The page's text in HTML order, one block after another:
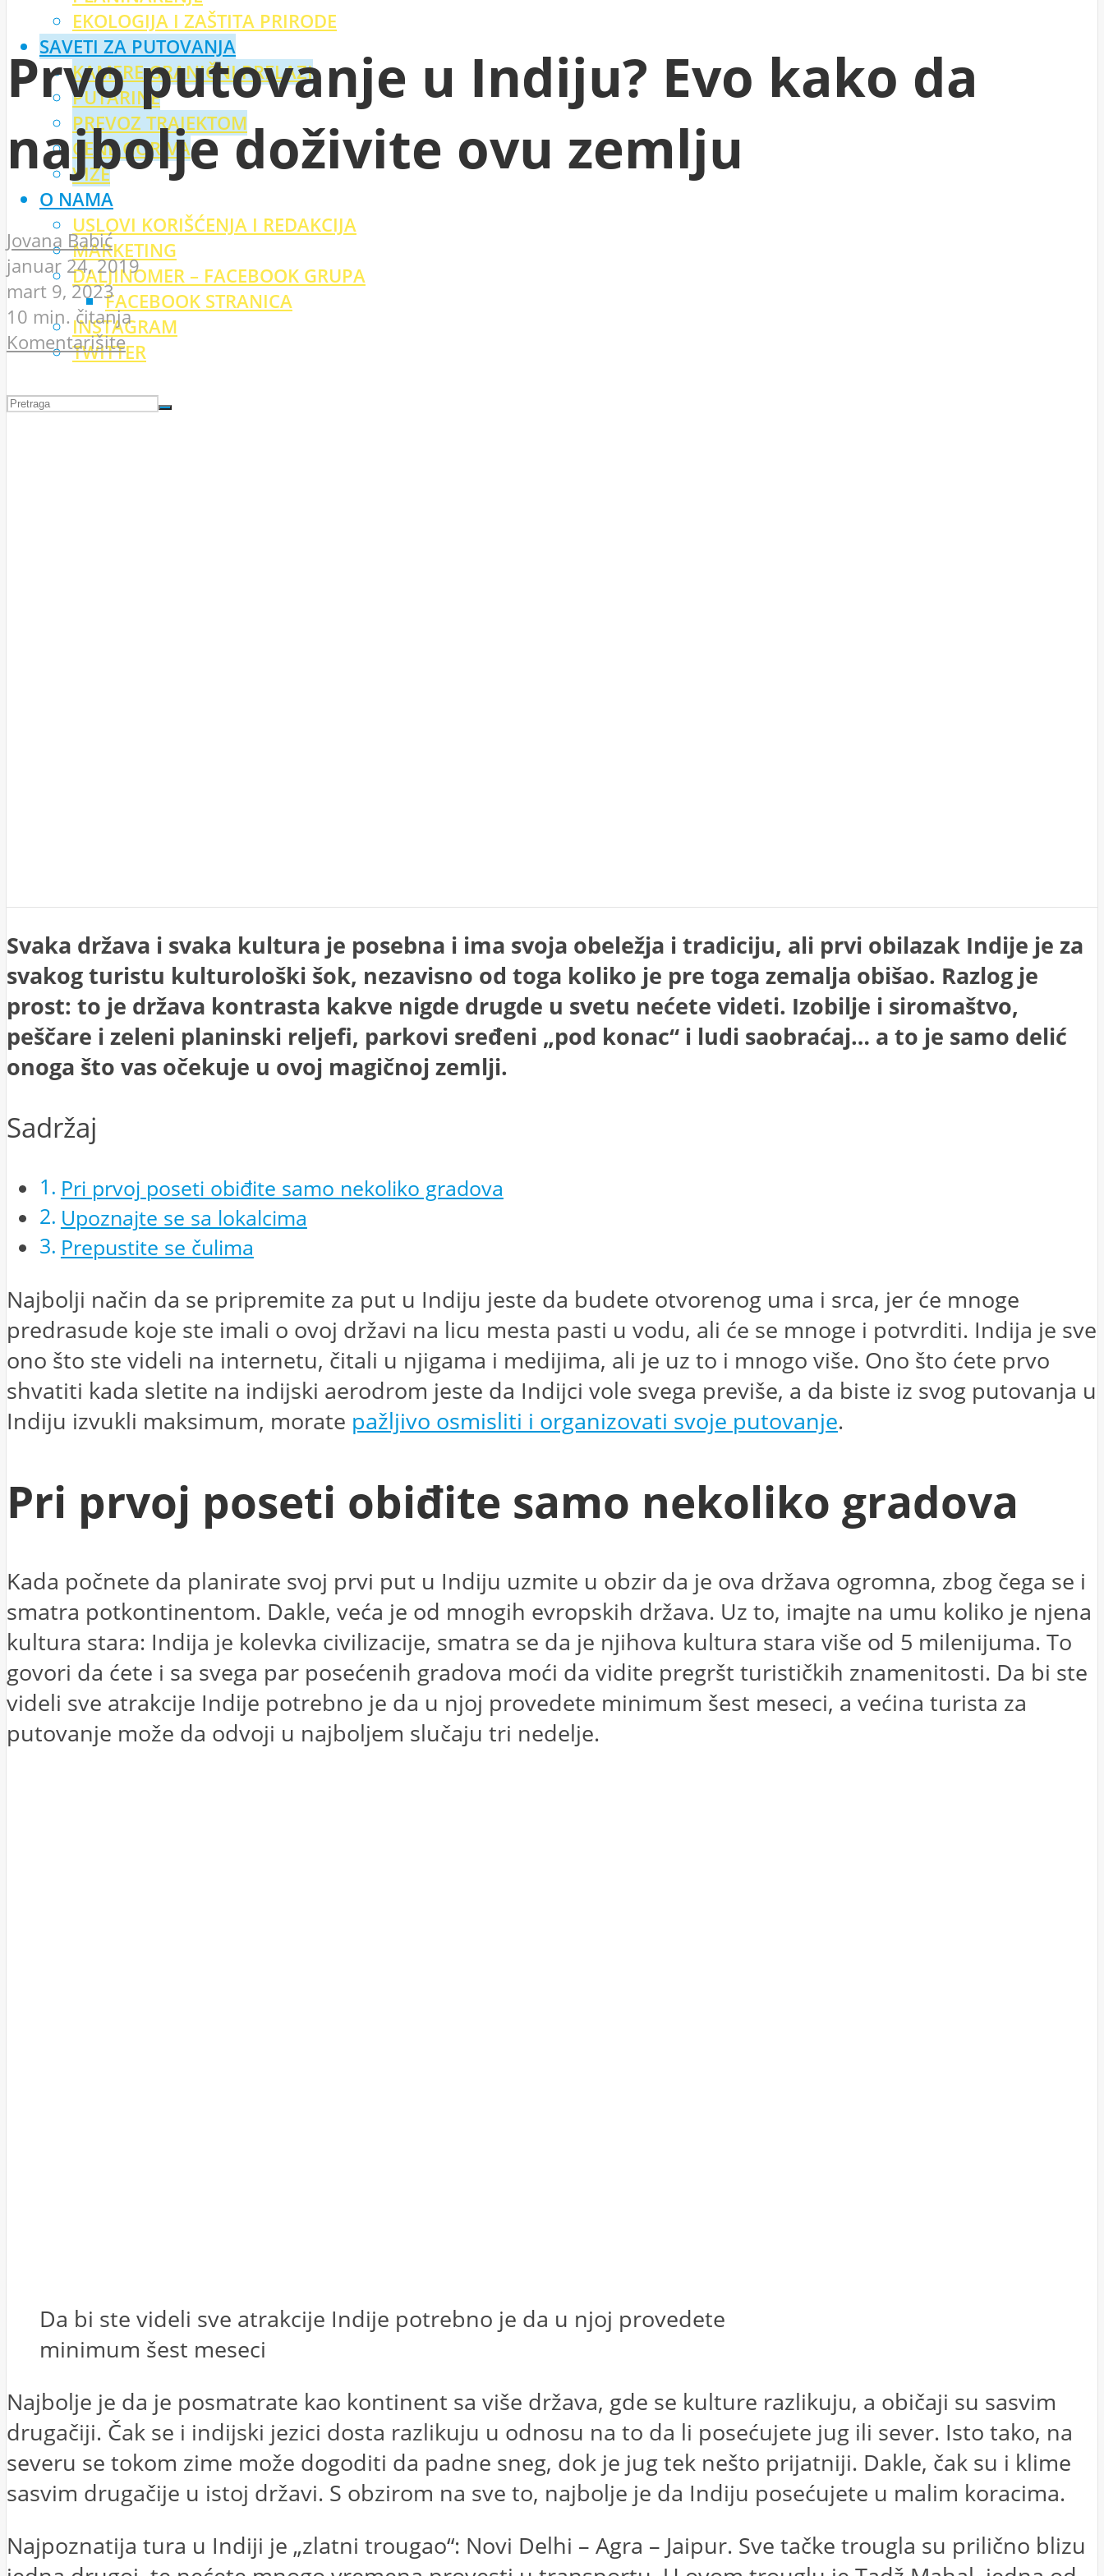
EKOLOGIJA I ZAŠTITA PRIRODE
SAVETI ZA PUTOVANJA
KAMERE GRANIČNI PRELAZI
PUTARINE
PREVOZ TRAJEKTOM
CENE GORIVA
VIZE
O NAMA
USLOVI KORIŠĆENJA I REDAKCIJA
MARKETING
DALJINOMER – FACEBOOK GRUPA
FACEBOOK STRANICA
INSTAGRAM
TWITTER
Prvo putovanje u Indiju? Evo kako da
najbolje doživite ovu zemlju
Jovana Babić
januar 24, 2019
mart 9, 2023
10 min. čitanja
Komentarišite
Svaka država i svaka kultura je posebna i ima svoja obeležja i tradiciju, ali prvi obilazak Indije je za
svakog turistu kulturološki šok, nezavisno od toga koliko je pre toga zemalja obišao. Razlog je
prost: to je država kontrasta kakve nigde drugde u svetu nećete videti. Izobilje i siromaštvo,
peščare i zeleni planinski reljefi, parkovi sređeni „pod konac“ i ludi saobraćaj… a to je samo delić
onoga što vas očekuje u ovoj magičnoj zemlji.
Sadržaj
Pri prvoj poseti obiđite samo nekoliko gradova
Upoznajte se sa lokalcima
Prepustite se čulima
Najbolji način da se pripremite za put u Indiju jeste da budete otvorenog uma i srca, jer će mnoge
predrasude koje ste imali o ovoj državi na licu mesta pasti u vodu, ali će se mnoge i potvrditi. Indija je sve
ono što ste videli na internetu, čitali u njigama i medijima, ali je uz to i mnogo više. Ono što ćete prvo
shvatiti kada sletite na indijski aerodrom jeste da Indijci vole svega previše, a da biste iz svog putovanja u
Indiju izvukli maksimum, morate pažljivo osmisliti i organizovati svoje putovanje.
Pri prvoj poseti obiđite samo nekoliko gradova
Kada počnete da planirate svoj prvi put u Indiju uzmite u obzir da je ova država ogromna, zbog čega se i
smatra potkontinentom. Dakle, veća je od mnogih evropskih država. Uz to, imajte na umu koliko je njena
kultura stara: Indija je kolevka civilizacije, smatra se da je njihova kultura stara više od 5 milenijuma. To
govori da ćete i sa svega par posećenih gradova moći da vidite pregršt turističkih znamenitosti. Da bi ste
videli sve atrakcije Indije potrebno je da u njoj provedete minimum šest meseci, a većina turista za
putovanje može da odvoji u najboljem slučaju tri nedelje.
Da bi ste videli sve atrakcije Indije potrebno je da u njoj provedete
minimum šest meseci
Najbolje je da je posmatrate kao kontinent sa više država, gde se kulture razlikuju, a običaji su sasvim
drugačiji. Čak se i indijski jezici dosta razlikuju u odnosu na to da li posećujete jug ili sever. Isto tako, na
severu se tokom zime može dogoditi da padne sneg, dok je jug tek nešto prijatniji. Dakle, čak su i klime
sasvim drugačije u istoj državi. S obzirom na sve to, najbolje je da Indiju posećujete u malim koracima.
Najpoznatija tura u Indiji je „zlatni trougao“: Novi Delhi – Agra – Jaipur. Sve tačke trougla su prilično blizu